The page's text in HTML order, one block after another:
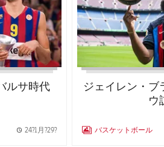
ルサ時代
Published news
24?1月?29?
ジェイレン・ブ
ウ
LABEL.ARIA.GALLERY
バスケットボール